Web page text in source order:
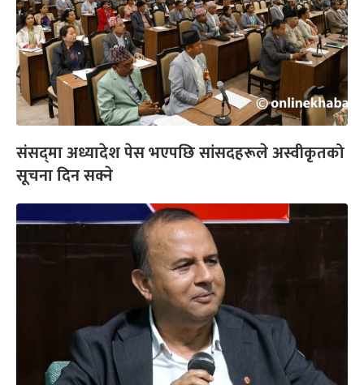
संसद्‍मा अध्यादेश पेस भएपछि सांसदहरूले अस्वीकृतको
सूचना दिन सक्ने